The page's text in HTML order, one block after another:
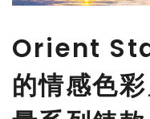
Orient
的情感色